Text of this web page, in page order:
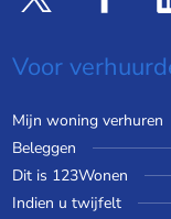
Voor
Mijn woning verhuren
Beleggen
Dit is 123Wonen
Indien u twijfelt